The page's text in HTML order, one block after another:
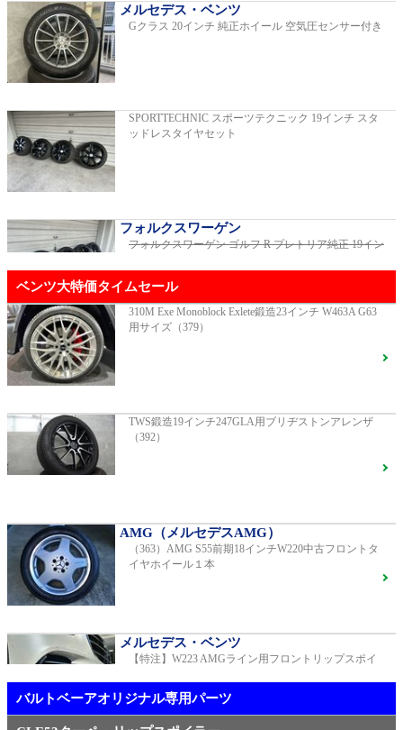
GT53 4MATIC+ ダイナミックプラスパッ
ケージご成約済
2024年モデル 車検2027年01月 走行8,500km
2018年モデル 車検 走行23,500km
ベンツ中古車在庫車情報
メルセデス・ベンツ
Gクラス 20インチ 純正ホイール 空気圧センサー付き
SPORTTECHNIC スポーツテクニック 19インチ スタ
ッドレスタイヤセット
フォルクスワーゲン
フォルクスワーゲン ゴルフ R プレトリア純正 19イン
AMG（メルセデスAMG）
R231 SL400 ロルフハルトゲ20インチアルミホイール
【中古タイヤ美品】ピレリPゼロネロ255/30/20 5分山1
本売り（TY005）
メルセデス・ベンツ
TWS EX-fMⅡ Monoblock 20インチ メルセデスベンツ
専用 中古 W213 E53用（405）
ベンツ大特価タイムセール
310M Exe Monoblock Exlete鍛造23インチ W463A G63
用サイズ（379）
TWS鍛造19インチ247GLA用ブリヂストンアレンザ
（392）
AMG（メルセデスAMG）
（363）AMG S55前期18インチW220中古フロントタ
イヤホイール１本
メルセデス・ベンツ
【特注】W223 AMGライン用フロントリップスポイ
バルトベーアオリジナル専用パーツ